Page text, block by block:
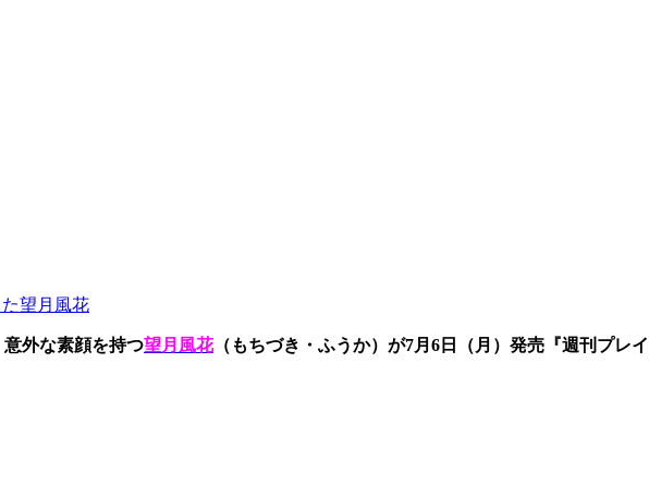
望月風花
外な素顔を持つ望月風花（もちづき・ふうか）が7月6日（月）発売『週刊プレイ